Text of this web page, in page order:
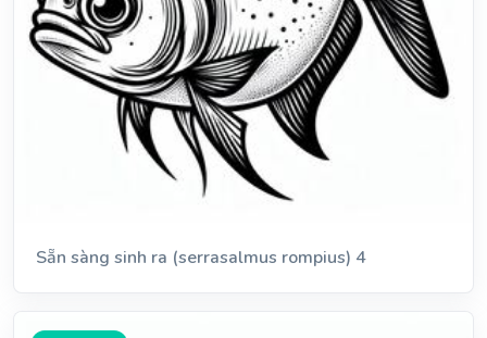
Sẵn sàng sinh ra (serrasalmus rompius) 4